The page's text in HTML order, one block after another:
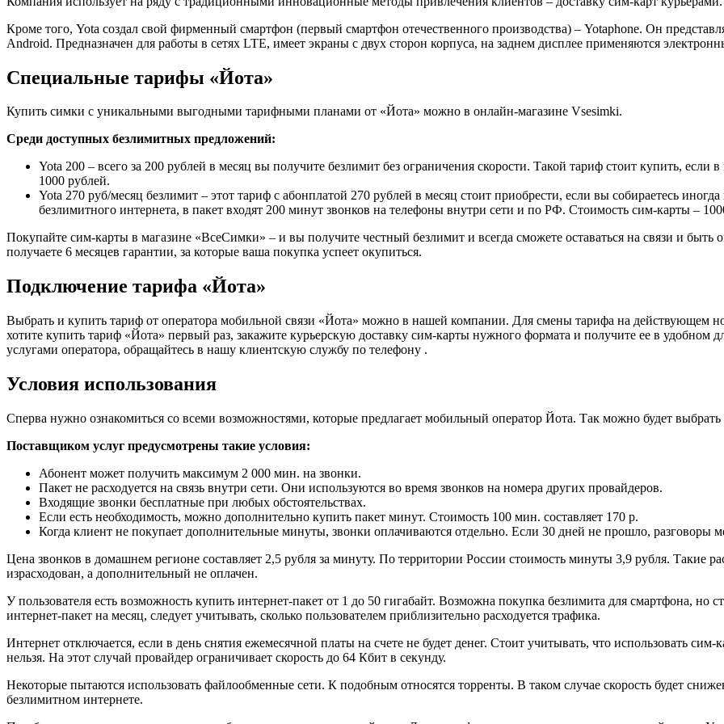
Кроме того, Yota создал свой фирменный смартфон (первый смартфон отечественного производства) – Yotaphone. Он
Android. Предназначен для работы в сетях LTE, имеет экраны с двух сторон корпуса, на заднем дисплее применяются
Специальные тарифы «Йота»
Купить симки с уникальными выгодными тарифными планами от «Йота» можно в онлайн-магазине Vsesimki.
Среди доступных безлимитных предложений:
Yota 200 – всего за 200 рублей в месяц вы получите безлимит без ограничения скорости. Такой тариф стоит купить,
1000 рублей.
Yota 270 руб/месяц безлимит – этот тариф с абонплатой 270 рублей в месяц стоит приобрести, если вы собираетесь
безлимитного интернета, в пакет входят 200 минут звонков на телефоны внутри сети и по РФ. Стоимость сим-карты –
Покупайте сим-карты в магазине «ВсеСимки» – и вы получите честный безлимит и всегда сможете оставаться на связи и
получаете 6 месяцев гарантии, за которые ваша покупка успеет окупиться.
Подключение тарифа «Йота»
Выбрать и купить тариф от оператора мобильной связи «Йота» можно в нашей компании. Для смены тарифа на действующем
хотите купить тариф «Йота» первый раз, закажите курьерскую доставку сим-карты нужного формата и получите ее в удобном
услугами оператора, обращайтесь в нашу клиентскую службу по телефону .
Условия использования
Сперва нужно ознакомиться со всеми возможностями, которые предлагает мобильный оператор Йота. Так можно будет
Поставщиком услуг предусмотрены такие условия:
Абонент может получить максимум 2 000 мин. на звонки.
Пакет не расходуется на связь внутри сети. Они используются во время звонков на номера других провайдеров.
Входящие звонки бесплатные при любых обстоятельствах.
Если есть необходимость, можно дополнительно купить пакет минут. Стоимость 100 мин. составляет 170 р.
Когда клиент не покупает дополнительные минуты, звонки оплачиваются отдельно. Если 30 дней не прошло, разговоры
Цена звонков в домашнем регионе составляет 2,5 рубля за минуту. По территории России стоимость минуты 3,9 рубля. Такие
израсходован, а дополнительный не оплачен.
У пользователя есть возможность купить интернет-пакет от 1 до 50 гигабайт. Возможна покупка безлимита для смартфона, но
интернет-пакет на месяц, следует учитывать, сколько пользователем приблизительно расходуется трафика.
Интернет отключается, если в день снятия ежемесячной платы на счете не будет денег. Стоит учитывать, что использовать
нельзя. На этот случай провайдер ограничивает скорость до 64 Кбит в секунду.
Некоторые пытаются использовать файлообменные сети. К подобным относятся торренты. В таком случае скорость будет
безлимитном интернете.